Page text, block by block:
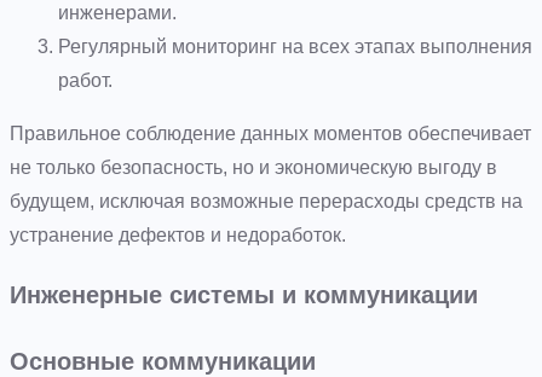
инженерами.
Регулярный мониторинг на всех этапах выполнения
работ.
Правильное соблюдение данных моментов обеспечивает
не только безопасность, но и экономическую выгоду в
будущем, исключая возможные перерасходы средств на
устранение дефектов и недоработок.
Инженерные системы и коммуникации
Основные коммуникации